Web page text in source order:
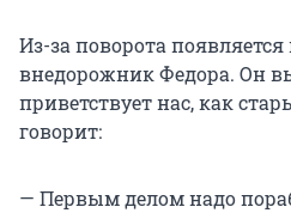
Из-за поворота
внедорожник Федора. Он
приветствует нас, как
говорит:
— Первым делом надо